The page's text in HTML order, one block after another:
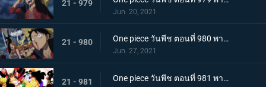
21 - 979
Jun. 20, 2021
21 - 980 One piece วันพีช ตอนที่ 980 พากย์ไทย สัญญาแห่งน้ำตา! โมโมโนะสุเกะถูกลักพาตัว
Jun. 27, 2021
21 - 981 One piece วันพีช ตอนที่ 981 พากย์ไทย พวกพ้องคนใหม่! ชายชาตรีแห่งท้องทะเล จินเบ!